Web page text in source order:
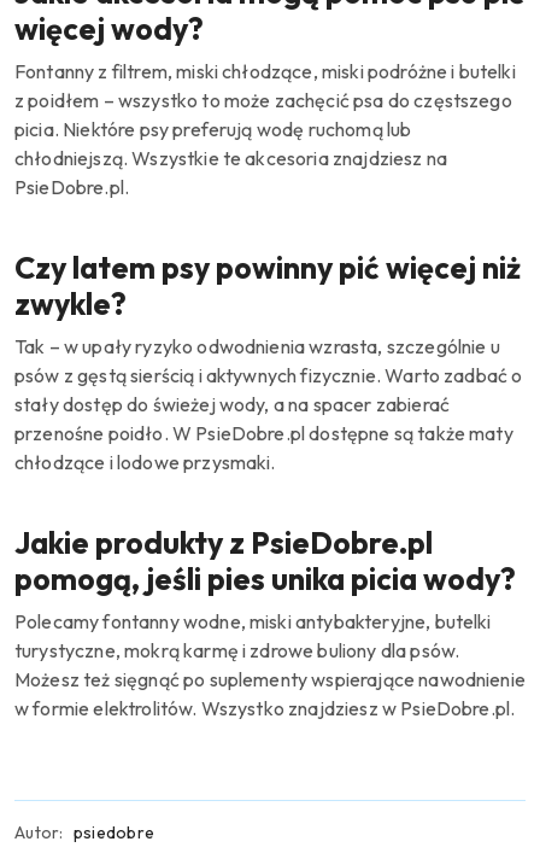
więcej wody?
Fontanny z filtrem, miski chłodzące, miski podróżne i butelki
z poidłem – wszystko to może zachęcić psa do częstszego
picia. Niektóre psy preferują wodę ruchomą lub
chłodniejszą. Wszystkie te akcesoria znajdziesz na
PsieDobre.pl.
Czy latem psy powinny pić więcej niż
zwykle?
Tak – w upały ryzyko odwodnienia wzrasta, szczególnie u
psów z gęstą sierścią i aktywnych fizycznie. Warto zadbać o
stały dostęp do świeżej wody, a na spacer zabierać
przenośne poidło. W PsieDobre.pl dostępne są także maty
chłodzące i lodowe przysmaki.
Jakie produkty z PsieDobre.pl
pomogą, jeśli pies unika picia wody?
Polecamy fontanny wodne, miski antybakteryjne, butelki
turystyczne, mokrą karmę i zdrowe buliony dla psów.
Możesz też sięgnąć po suplementy wspierające nawodnienie
w formie elektrolitów. Wszystko znajdziesz w PsieDobre.pl.
Autor: psiedobre